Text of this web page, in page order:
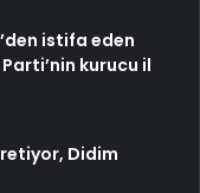
istifa eden
kurucu il
Didim